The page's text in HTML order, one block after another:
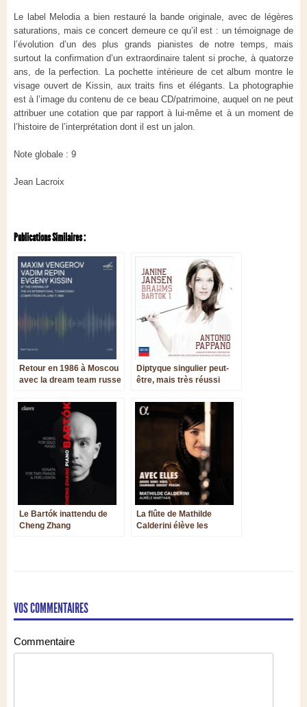
Le label Melodia a bien restauré la bande originale, avec de légères
saturations, mais ce concert demeure ce qu’il est : un témoignage de
l’évolution d’un des plus grands pianistes de notre temps, mais
surtout la confirmation d’un extraordinaire talent si proche, à quatorze
ans, de la perfection. La pochette intérieure de cet album montre le
visage ouvert de Kissin, aux traits fins et élégants. La photographie
est à l’image du contenu de ce beau CD/patrimoine, auquel on ne peut
attribuer une cotation que par rapport à lui-même et à un moment de
l’histoire de l’interprétation dont il est un jalon.
Note globale : 9
Jean Lacroix
Publications Similaires :
Retour en 1986 à Moscou
avec la dream team russe
Diptyque singulier peut-
être, mais très réussi
Le Bartók inattendu de
Cheng Zhang
La flûte de Mathilde
Calderini élève les
VOS COMMENTAIRES
Commentaire